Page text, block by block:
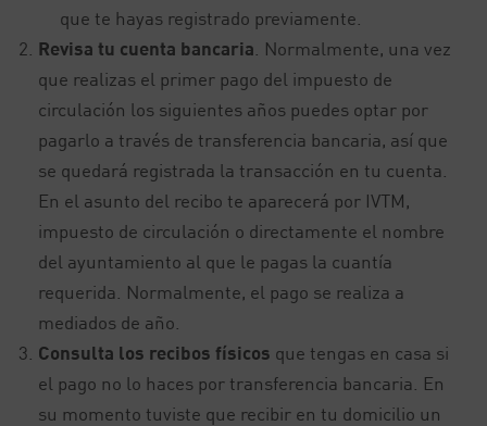
que te hayas registrado previamente.
Revisa tu cuenta bancaria . Normalmente, una vez
que realizas el primer pago del impuesto de
circulación los siguientes años puedes optar por
pagarlo a través de transferencia bancaria, así que
se quedará registrada la transacción en tu cuenta.
En el asunto del recibo te aparecerá por IVTM,
impuesto de circulación o directamente el nombre
del ayuntamiento al que le pagas la cuantía
requerida. Normalmente, el pago se realiza a
mediados de año.
Consulta los recibos físicos que tengas en casa si
el pago no lo haces por transferencia bancaria. En
su momento tuviste que recibir en tu domicilio un